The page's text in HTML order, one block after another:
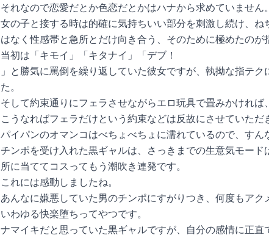
それなので恋愛だとか色恋だとかはハナから求めていません。
女の子と接する時は的確に気持ちいい部分を刺激し続け、
はなく性感帯と急所とだけ向き合う、そのために極めたのが
当初は「キモイ」「キタナイ」「デブ！
」と勝気に罵倒を繰り返していた彼女ですが、執拗な指テ
た。
そして約束通りにフェラさせながらエロ玩具で畳みかければ
こうなればフェラだけという約束などは反故にさせていただ
パイパンのオマンコはべちょべちょに濡れているので、すん
チンポを受け入れた黒ギャルは、さっきまでの生意気モー
所に当ててコスってもう潮吹き連発です。
これには感動しましたね。
あんなに嫌悪していた男のチンポにすがりつき、何度もアク
いわゆる快楽堕ちってやつです。
ナマイキだと思っていた黒ギャルですが、自分の感情に正